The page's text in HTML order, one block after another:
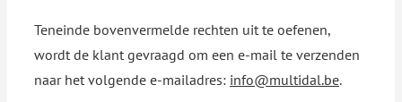
Teneinde bovenvermelde rechten uit te oefenen,
wordt de klant gevraagd om een e-mail te verzenden
naar het volgende e-mailadres: info@multidal.be.